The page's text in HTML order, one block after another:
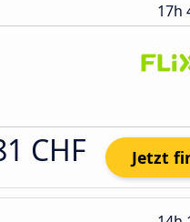
17h
CHF Jetzt